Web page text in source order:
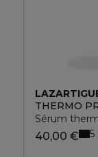
THERMO
Sérum
40,00 € 5